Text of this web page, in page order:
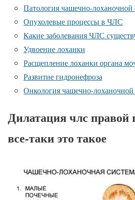
Патология чашечно-лоханочной
Опухолевые процессы в ЧЛС
Какие заболевания ЧЛС
Удвоение лоханки
Расщепление лоханки органа
Развитие гидронефроза
Онкология чашечно-
Дилатация члс правой
все-таки это такое